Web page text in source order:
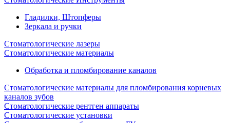
Гладилки, Штопферы
Зеркала и ручки
Стоматологические лазеры
Стоматологические материалы
Обработка и пломбирование каналов
Стоматологические материалы для пломбирования корневых
каналов зубов
Стоматологические рентген аппараты
Стоматологические установки